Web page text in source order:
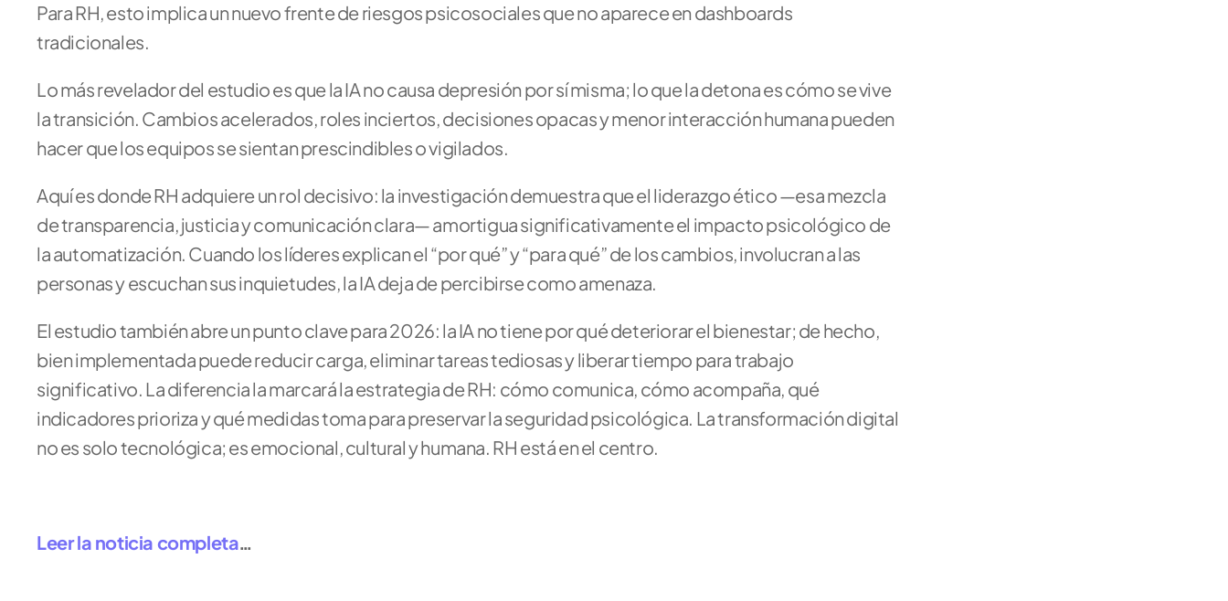
Para RH, esto implica un nuevo frente de riesgos psicosociales que no aparece en dashboards
tradicionales.
Lo más revelador del estudio es que la IA no causa depresión por sí misma; lo que la detona es cómo se vive
la transición. Cambios acelerados, roles inciertos, decisiones opacas y menor interacción humana pueden
hacer que los equipos se sientan prescindibles o vigilados.
Aquí es donde RH adquiere un rol decisivo: la investigación demuestra que el liderazgo ético —esa mezcla
de transparencia, justicia y comunicación clara— amortigua significativamente el impacto psicológico de
la automatización. Cuando los líderes explican el “por qué” y “para qué” de los cambios, involucran a las
personas y escuchan sus inquietudes, la IA deja de percibirse como amenaza.
El estudio también abre un punto clave para 2026: la IA no tiene por qué deteriorar el bienestar; de hecho,
bien implementada puede reducir carga, eliminar tareas tediosas y liberar tiempo para trabajo
significativo. La diferencia la marcará la estrategia de RH: cómo comunica, cómo acompaña, qué
indicadores prioriza y qué medidas toma para preservar la seguridad psicológica. La transformación digital
no es solo tecnológica; es emocional, cultural y humana. RH está en el centro.
Leer la noticia completa…